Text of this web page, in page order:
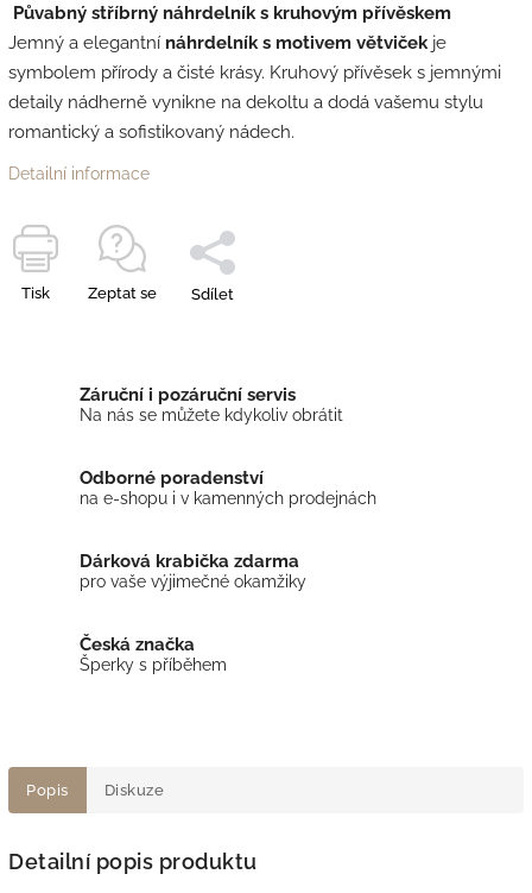
Půvabný stříbrný náhrdelník s kruhovým přívěskem
Jemný a elegantní náhrdelník s motivem větviček je
symbolem přírody a čisté krásy. Kruhový přívěsek s jemnými
detaily nádherně vynikne na dekoltu a dodá vašemu stylu
romantický a sofistikovaný nádech.
Detailní informace
Tisk Zeptat se Sdílet
Záruční i pozáruční servis
Na nás se můžete kdykoliv obrátit
Odborné poradenství
na e-shopu i v kamenných prodejnách
Dárková krabička zdarma
pro vaše výjimečné okamžiky
Česká značka
Šperky s příběhem
Popis Diskuze
Detailní popis produktu